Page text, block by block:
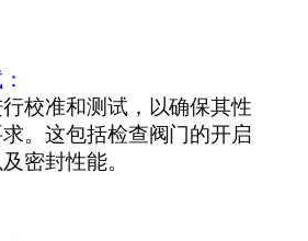
校准和测试，以确保其性
。这包括检查阀门的开启
密封性能。